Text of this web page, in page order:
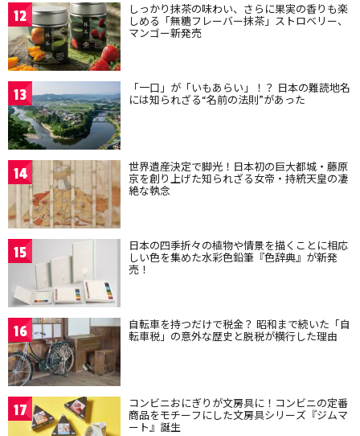
12 しっかり抹茶の味わい、さらに果実の香りも楽
しめる「無糖フレーバー抹茶」ストロベリー、
マンゴー新発売
13 「一口」が「いもあらい」！？ 日本の難読地名
には知られざる“名前の法則”があった
14 世界遺産決定で脚光！日本初の巨大都城・藤原
京を創り上げた知られざる女帝・持統天皇の凄
絶な執念
15 日本の四季折々の植物や情景を描くことに相応
しい色を集めた水彩色鉛筆『色辞典』が新発
売！
16 自転車を持つだけで税金？ 昭和まで続いた「自
転車税」の意外な歴史と脱税が横行した理由
17 コンビニおにぎりが文房具に！コンビニの定番
商品をモチーフにした文房具シリーズ『ジムマ
ート』誕生